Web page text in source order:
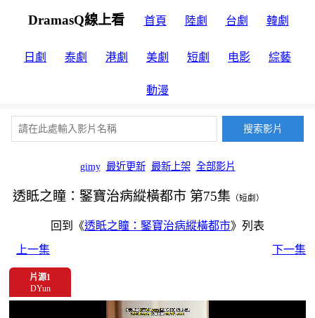
DramasQ線上看 首頁 陸劇 台劇 韓劇
日劇 泰劇 港劇 美劇 短劇 电影 綜藝
動漫
gimy 最近更新 最新上架 全部影片
透眡之瞳：鋻寶治病縱橫都市 第75集 （短劇）
回到《透眡之瞳：鋻寶治病縱橫都市》列表
上一集
下一集
片源1
DYun